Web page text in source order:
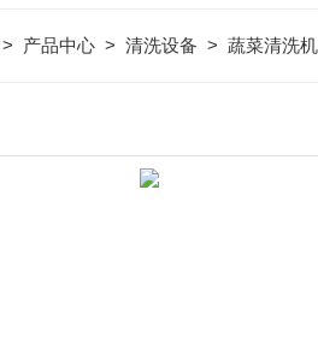
> 产品中心 > 清洗设备 > 蔬菜清洗机